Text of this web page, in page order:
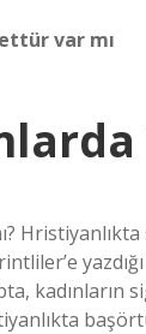
var mı
kadınların